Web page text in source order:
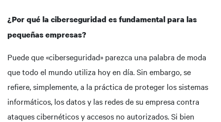
¿Por qué la ciberseguridad es fundamental para las
pequeñas empresas?
Puede que «ciberseguridad» parezca una palabra de moda
que todo el mundo utiliza hoy en día. Sin embargo, se
refiere, simplemente, a la práctica de proteger los sistemas
informáticos, los datos y las redes de su empresa contra
ataques cibernéticos y accesos no autorizados. Si bien